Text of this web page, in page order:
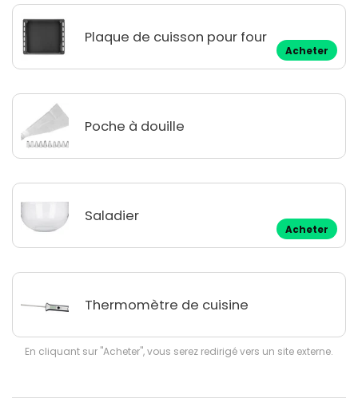
Plaque de cuisson pour four
Acheter
Poche à douille
Saladier
Acheter
Thermomètre de cuisine
En cliquant sur "Acheter", vous serez redirigé vers un site externe.